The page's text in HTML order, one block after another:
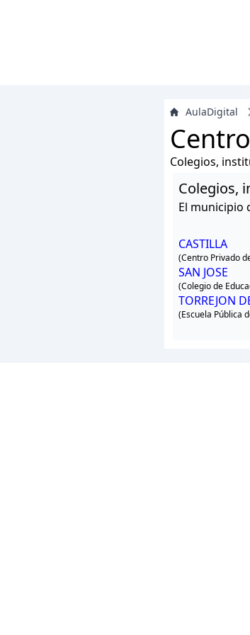
AulaDigital
Colegios,
Colegios,
El municipio
CASTILLA
(Centro Privado
SAN JOSE
(Colegio de
TORREJON
(Escuela Pública